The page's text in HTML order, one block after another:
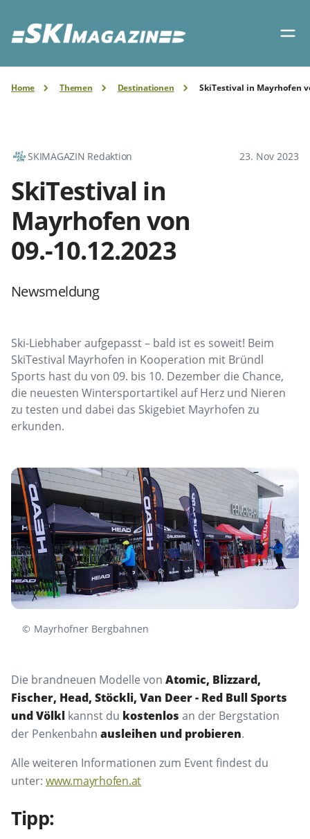
Home Themen Destinationen SkiTestival in Mayrhofen
SKIMAGAZIN Redaktion 23. Nov 2023
SkiTestival in
Mayrhofen von
09.-10.12.2023
Newsmeldung
Ski-Liebhaber aufgepasst – bald ist es soweit! Beim
SkiTestival Mayrhofen in Kooperation mit Bründl
Sports hast du von 09. bis 10. Dezember die Chance,
die neuesten Wintersportartikel auf Herz und Nieren
zu testen und dabei das Skigebiet Mayrhofen zu
erkunden.
© Mayrhofner Bergbahnen
Die brandneuen Modelle von Atomic, Blizzard,
Fischer, Head, Stöckli, Van Deer - Red Bull Sports
und Völkl kannst du kostenlos an der Bergstation
der Penkenbahn ausleihen und probieren.
Alle weiteren Informationen zum Event findest du
unter: www.mayrhofen.at
Tipp: